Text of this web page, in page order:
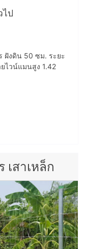
ไป
ฝังดิน 50 ซม. ระยะ
ไวน์แมนสูง 1.42
เสาเหล็ก